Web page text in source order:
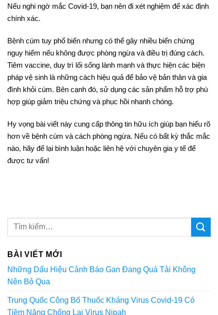
Nếu nghi ngờ mắc Covid-19, bạn nên đi xét nghiệm để xác định
chính xác.
Bệnh cúm tuy phổ biến nhưng có thể gây nhiều biến chứng
nguy hiểm nếu không được phòng ngừa và điều trị đúng cách.
Tiêm vaccine, duy trì lối sống lành mạnh và thực hiện các biện
pháp vệ sinh là những cách hiệu quả để bảo vệ bản thân và gia
đình khỏi cúm. Bên cạnh đó, sử dụng các sản phẩm hỗ trợ phù
hợp giúp giảm triệu chứng và phục hồi nhanh chóng.
Hy vọng bài viết này cung cấp thông tin hữu ích giúp bạn hiểu rõ
hơn về bệnh cúm và cách phòng ngừa. Nếu có bất kỳ thắc mắc
nào, hãy để lại bình luận hoặc liên hệ với chuyên gia y tế để
được tư vấn!
BÀI VIẾT MỚI
Những Dấu Hiệu Cảnh Báo Gan Đang Quá Tải Không
Nên Bỏ Qua
Trung Quốc Công Bố Thuốc Kháng Virus Covid-19 Có
Tiềm Năng Chống Lại Virus Nipah